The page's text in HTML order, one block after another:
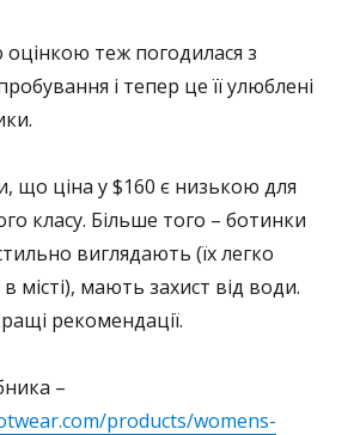
теж погодилася з
і тепер це її улюблені
що ціна у $160 є низькою для
класу. Більше того – ботинки
виглядають (їх легко
місті), мають захист від води.
рекомендації.
–
products/womens-